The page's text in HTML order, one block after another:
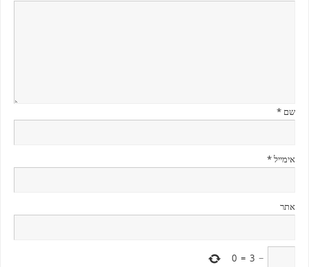
שם *
אימייל*
אתר
−
3
=
0